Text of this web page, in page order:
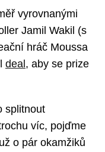
vyrovnanými
Jamil Wakil (s
hráč Moussa
deal, aby se prize
splitnout
víc, pojďme
o pár okamžiků